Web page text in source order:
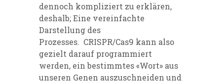
dennoch kompliziert zu erklären,
deshalb; Eine vereinfachte
Darstellung des
Prozesses. CRISPR/Cas9 kann also
gezielt darauf programmiert
werden, ein bestimmtes «Wort» aus
unseren Genen auszuschneiden und